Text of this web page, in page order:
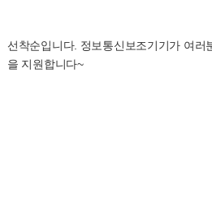
선착순입니다. 정보통신보조기기가 여러
을 지원합니다~